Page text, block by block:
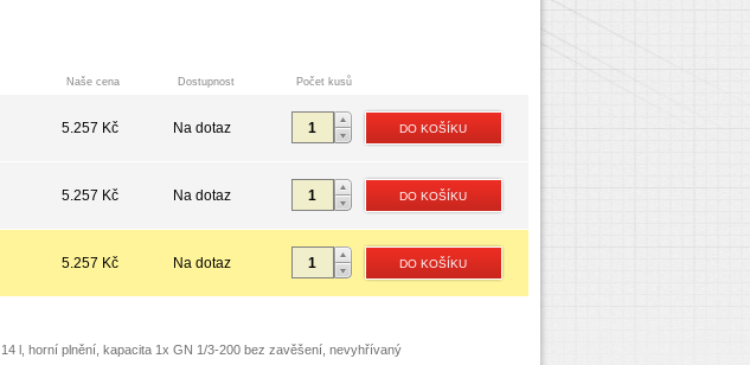
Naše cena Dostupnost Počet kusů
5.257 Kč Na dotaz
5.257 Kč Na dotaz
5.257 Kč Na dotaz
14 l, horní plnění, kapacita 1x GN 1/3-200 bez zavěšení, nevyhřívaný